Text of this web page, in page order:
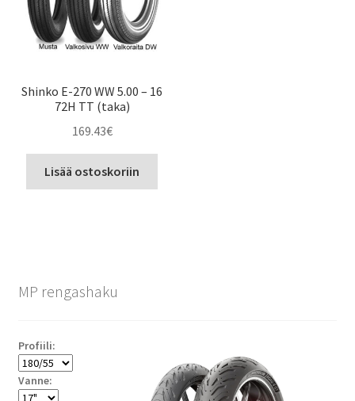
Shinko E-270 WW 5.00 – 16
72H TT (taka)
169.43€
Lisää ostoskoriin
MP rengashaku
Profiili:
Vanne: